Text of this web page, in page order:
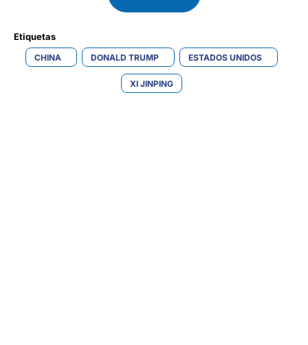
Etiquetas
CHINA DONALD TRUMP ESTADOS UNIDOS
XI JINPING